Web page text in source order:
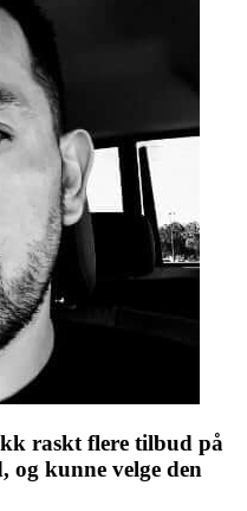
raskt flere tilbud på
og kunne velge den